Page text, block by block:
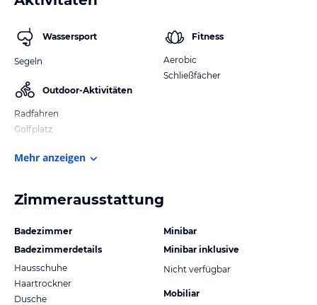
Wassersport
Segeln
Outdoor-Aktivitäten
Radfahren
Golfplatz
Fitness
Aerobic
Schließfächer
Mehr anzeigen
Zimmerausstattung
Badezimmer
Badezimmerdetails
Hausschuhe
Haartrockner
Dusche
Minibar
Minibar inklusive
Nicht verfügbar
Mobiliar